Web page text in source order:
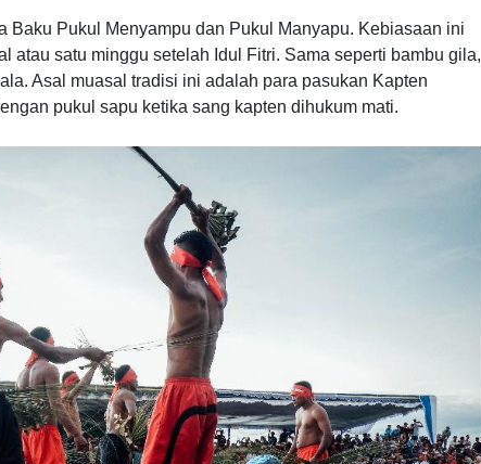
Baku Pukul Menyampu dan Pukul Manyapu. Kebiasaan ini
atau satu minggu setelah Idul Fitri. Sama seperti bambu gila,
Asal muasal tradisi ini adalah para pasukan Kapten
pukul sapu ketika sang kapten dihukum mati.